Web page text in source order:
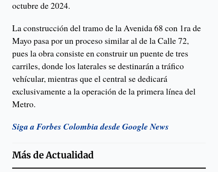
octubre de 2024.
La construcción del tramo de la Avenida 68 con 1ra de
Mayo pasa por un proceso similar al de la Calle 72,
pues la obra consiste en construir un puente de tres
carriles, donde los laterales se destinarán a tráfico
vehícular, mientras que el central se dedicará
exclusivamente a la operación de la primera línea del
Metro.
Siga a Forbes Colombia desde Google News
Más deActualidad